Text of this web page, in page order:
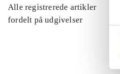
Alle registrerede artikler
fordelt på udgivelser